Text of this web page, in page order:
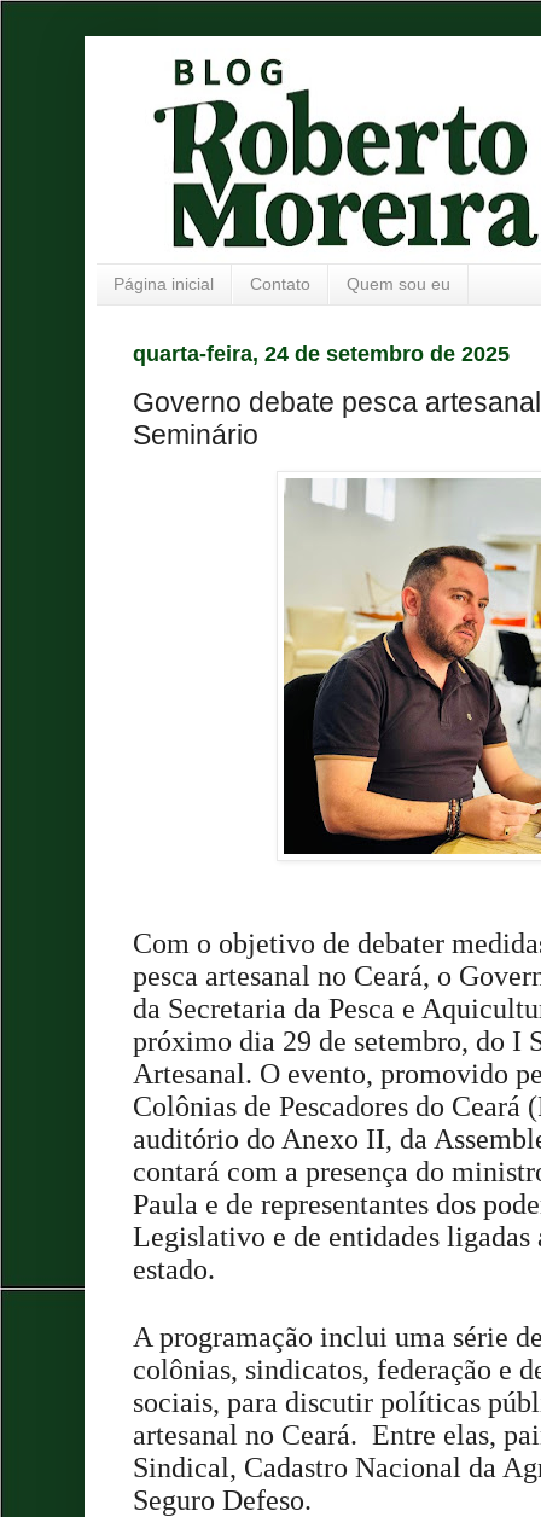
Página inicial Contato Quem sou eu
quarta-feira, 24 de setembro de 2025
Governo debate pesca
Seminário
Com o objetivo de debater
pesca artesanal no Ceará, o
da Secretaria da Pesca e
próximo dia 29 de setembro, do I
Artesanal. O evento, promovido
Colônias de Pescadores do Ceará
auditório do Anexo II, da
contará com a presença do
Paula e de representantes dos
Legislativo e de entidades ligadas
estado.
A programação inclui uma série
colônias, sindicatos, federação e
sociais, para discutir políticas
artesanal no Ceará. Entre elas,
Sindical, Cadastro Nacional da
Seguro Defeso.